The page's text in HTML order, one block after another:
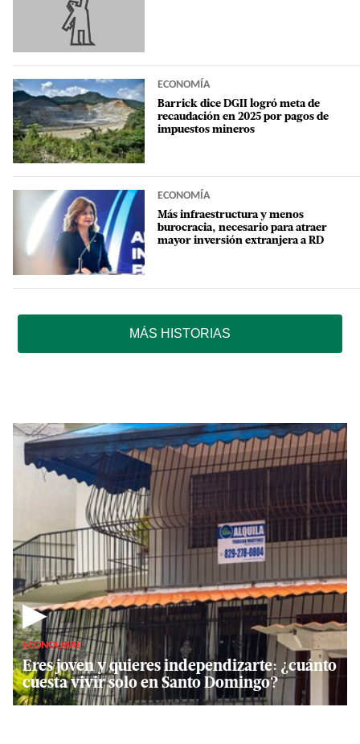
ECONOMÍA
Barrick dice DGII logró meta de
recaudación en 2025 por pagos de
impuestos mineros
ECONOMÍA
Más infraestructura y menos
burocracia, necesario para atraer
mayor inversión extranjera a RD
MÁS HISTORIAS
▶
ECONOLIBRE
Eres joven y quieres independizarte: ¿cuánto
cuesta vivir solo en Santo Domingo?